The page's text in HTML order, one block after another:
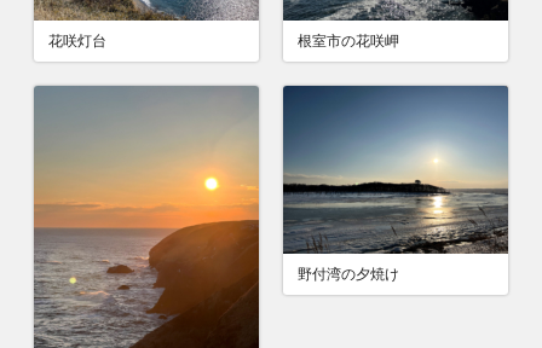
花咲灯台 根室市の花咲岬
野付湾の夕焼け